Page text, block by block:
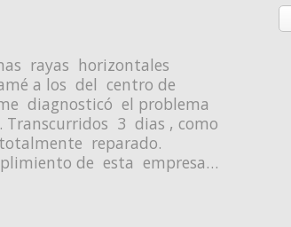
rayas horizontales
a los del centro de
diagnosticó el problema
Transcurridos 3 dias , como
reparado.
de esta empresa…